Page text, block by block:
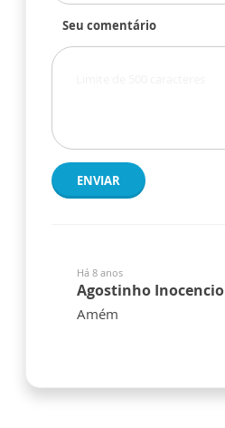
Seu comentário
ENVIAR
Há 8 anos
Agostinho Inocencio
Amém